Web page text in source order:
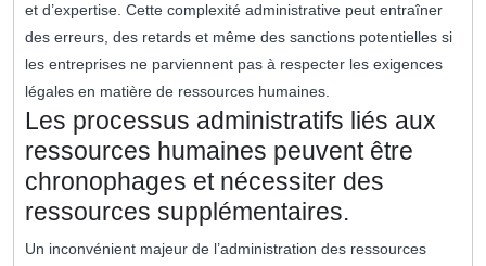
et d’expertise. Cette complexité administrative peut entraîner
des erreurs, des retards et même des sanctions potentielles si
les entreprises ne parviennent pas à respecter les exigences
légales en matière de ressources humaines.
Les processus administratifs liés aux
ressources humaines peuvent être
chronophages et nécessiter des
ressources supplémentaires.
Un inconvénient majeur de l’administration des ressources